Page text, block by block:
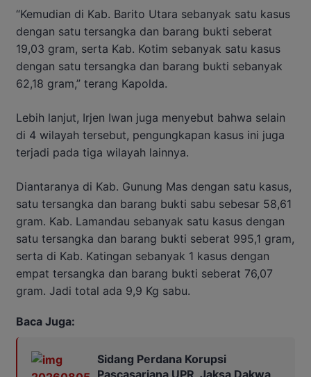
“Kemudian di Kab. Barito Utara sebanyak satu kasus
dengan satu tersangka dan barang bukti seberat
19,03 gram, serta Kab. Kotim sebanyak satu kasus
dengan satu tersangka dan barang bukti sebanyak
62,18 gram,” terang Kapolda.
Lebih lanjut, Irjen Iwan juga menyebut bahwa selain
di 4 wilayah tersebut, pengungkapan kasus ini juga
terjadi pada tiga wilayah lainnya.
Diantaranya di Kab. Gunung Mas dengan satu kasus,
satu tersangka dan barang bukti sabu sebesar 58,61
gram. Kab. Lamandau sebanyak satu kasus dengan
satu tersangka dan barang bukti seberat 995,1 gram,
serta di Kab. Katingan sebanyak 1 kasus dengan
empat tersangka dan barang bukti seberat 76,07
gram. Jadi total ada 9,9 Kg sabu.
Baca Juga:
Sidang Perdana Korupsi
Pascasarjana UPR, Jaksa Dakwa